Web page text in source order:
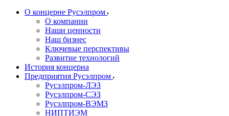
О концерне Русэлпром
О компании
Наши ценности
Наш бизнес
Ключевые перспективы
Развитие технологий
История концерна
Предприятия Русэлпром
Русэлпром-ЛЭЗ
Русэлпром-СЭЗ
Русэлпром-ВЭМЗ
НИПТИЭМ